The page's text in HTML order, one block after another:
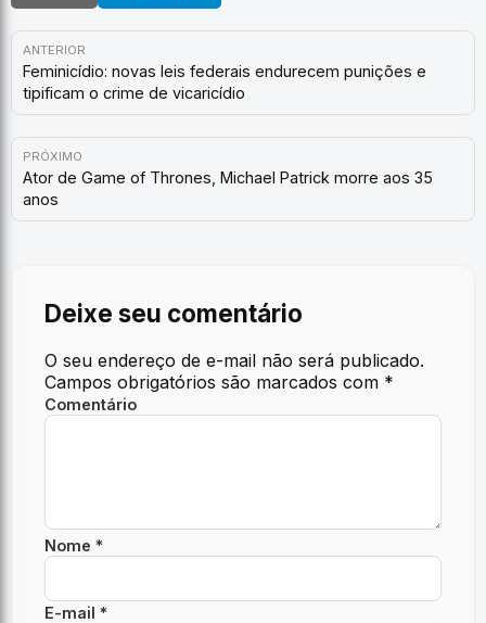
ANTERIOR
Feminicídio: novas leis federais endurecem punições e
tipificam o crime de vicaricídio
PRÓXIMO
Ator de Game of Thrones, Michael Patrick morre aos 35
anos
Deixe seu comentário
O seu endereço de e-mail não será publicado.
Campos obrigatórios são marcados com *
Comentário
Nome *
E-mail *